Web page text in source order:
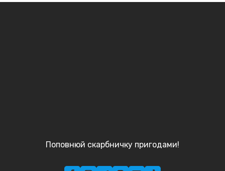
Поповнюй скарбничку пригодами!